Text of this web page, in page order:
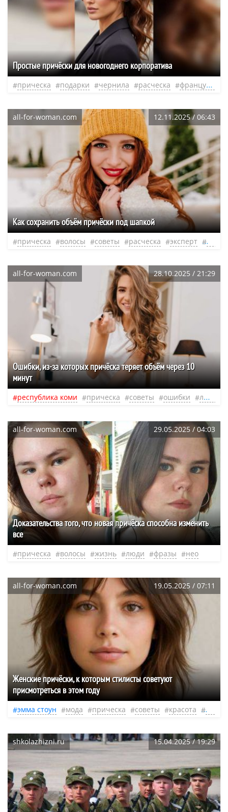
Простые причёски для новогоднего корпоратива
прическа подарки чернила расческа французская
all-for-woman.com 12.11.2025 / 06:43
Как сохранить объём причёски под шапкой
прическа волосы советы расческа эксперт нео
all-for-woman.com 28.10.2025 / 21:29
Ошибки, из-за которых причёска теряет объём через 10
минут
республика коми прическа советы ошибки любовь
all-for-woman.com 29.05.2025 / 04:03
Доказательства того, что новая причёска способна изменить
все
прическа волосы жизнь люди фразы нео
all-for-woman.com 19.05.2025 / 07:11
Женские причёски, к которым стилисты советуют
присмотреться в этом году
эмма стоун мода прическа советы красота жизнь
shkolazhizni.ru 15.04.2025 / 19:29